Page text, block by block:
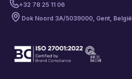
+32 78 25 11 06
Dok Noord 3A/5039000, Gent, België